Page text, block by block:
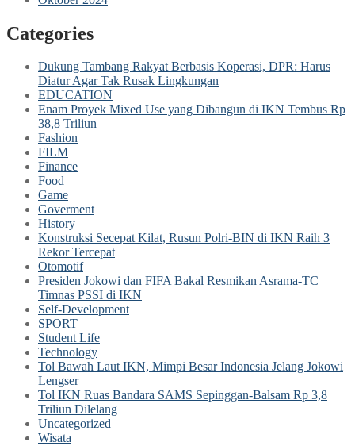
Categories
Dukung Tambang Rakyat Berbasis Koperasi, DPR: Harus
Diatur Agar Tak Rusak Lingkungan
EDUCATION
Enam Proyek Mixed Use yang Dibangun di IKN Tembus Rp
38,8 Triliun
Fashion
FILM
Finance
Food
Game
Goverment
History
Konstruksi Secepat Kilat, Rusun Polri-BIN di IKN Raih 3
Rekor Tercepat
Otomotif
Presiden Jokowi dan FIFA Bakal Resmikan Asrama-TC
Timnas PSSI di IKN
Self-Development
SPORT
Student Life
Technology
Tol Bawah Laut IKN, Mimpi Besar Indonesia Jelang Jokowi
Lengser
Tol IKN Ruas Bandara SAMS Sepinggan-Balsam Rp 3,8
Triliun Dilelang
Uncategorized
Wisata